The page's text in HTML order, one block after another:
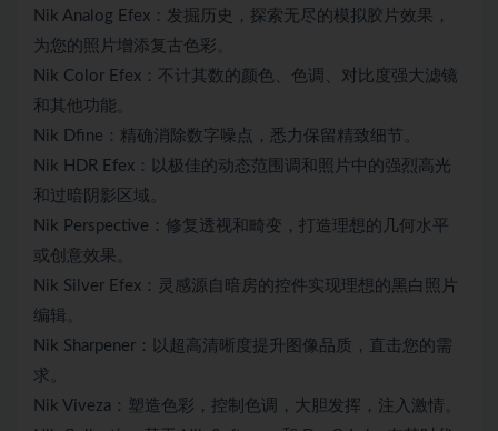
Nik Analog Efex：发掘历史，探索无尽的模拟胶片效果，
为您的照片增添复古色彩。
Nik Color Efex：不计其数的颜色、色调、对比度强大滤镜
和其他功能。
Nik Dfine：精确消除数字噪点，悉力保留精致细节。
Nik HDR Efex：以极佳的动态范围调和照片中的强烈高光
和过暗阴影区域。
Nik Perspective：修复透视和畸变，打造理想的几何水平
或创意效果。
Nik Silver Efex：灵感源自暗房的控件实现理想的黑白照片
编辑。
Nik Sharpener：以超高清晰度提升图像品质，直击您的需
求。
Nik Viveza：塑造色彩，控制色调，大胆发挥，注入激情。